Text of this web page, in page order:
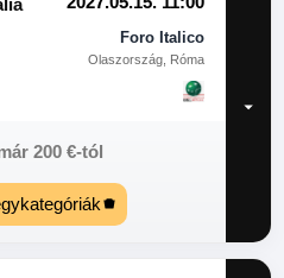
Foro Italico
Olaszország, Róma
200 €-tól